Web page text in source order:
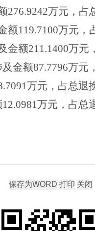
276.9242万元，占
额119.7100万元，
金额211.1400万元
金额87.7796万元
万元，占总退
12.0981万元，占总